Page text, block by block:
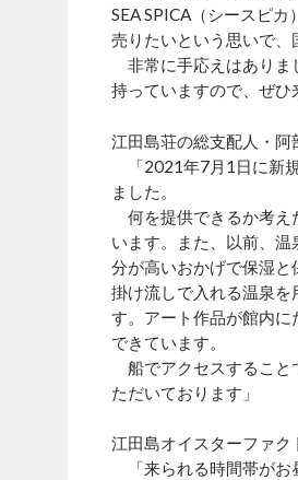
SEA SPICA（シースピ
売りたいという思いで、
非常に手応えはありま
持っていますので、ぜひ
江田島荘の総支配人・阿
「2021年7月1日に新
ました。
何を提供できるか考え
います。また、以前、
分が高いおかげで保湿と
掛け流しで入れる温泉
す。アート作品が館内
できています。
船でアクセスすること
ただいております」
江田島オイスターファ
「来られる時間帯がお